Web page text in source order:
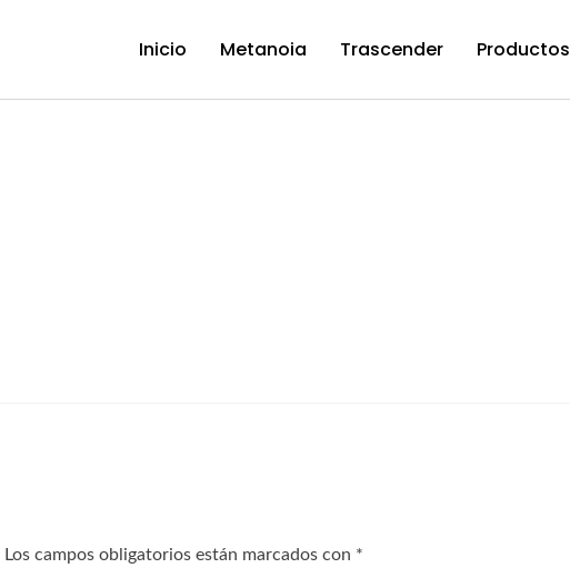
Inicio Metanoia Trascender Productos
Los campos obligatorios están marcados con *